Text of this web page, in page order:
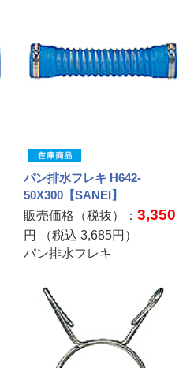
パン排水フレキ H642-
50X300【SANEI】
販売価格（税抜）：3,350
円 （税込3,685円）
パン排水フレキ